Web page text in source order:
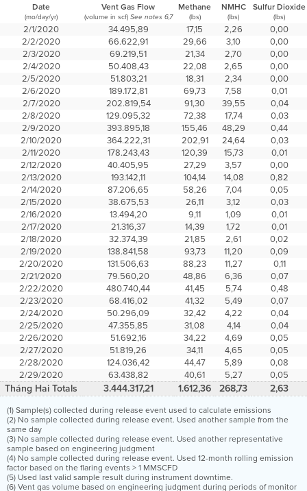
Date Vent Gas Flow Methane NMHC Sulfur Dioxide
(mo/day/yr) (volume in scf) See notes 6,7 (lbs) (lbs) (lbs)
2/1/2020 34.495,89 17,15 2,26
0,00
2/2/2020
66.622,91 29,66 3,10
0,00
2/3/2020
69.219,51 21,34 2,70
0,00
2/4/2020
50.408,43 22,08 2,65
0,00
2/5/2020
51.803,21 18,31 2,34
0,00
2/6/2020
189.172,81 69,73 7,58
0,01
2/7/2020
202.819,54 91,30 39,55
0,04
2/8/2020
129.095,32 72,38 17,74
0,03
2/9/2020
393.895,18 155,46 48,29
0,44
2/10/2020
364.222,31 202,91 24,64
0,03
2/11/2020
178.243,43 120,39 15,73
0,01
2/12/2020
40.405,95 27,29 3,57
0,00
2/13/2020
193.142,11 104,14 14,08
0,82
2/14/2020
87.206,65 58,26 7,04
0,05
2/15/2020
38.675,53 26,11 3,12
0,03
2/16/2020
13.494,20 9,11 1,09
0,01
2/17/2020
21.316,37 14,39 1,72
0,01
2/18/2020
32.374,39 21,85 2,61
0,02
2/19/2020
138.841,58 93,73 11,20
0,09
2/20/2020
131.506,63 88,23 11,27
0,11
2/21/2020
79.560,20 48,86 6,36
0,07
2/22/2020
480.740,44 41,45 5,74
0,48
2/23/2020
68.416,02 41,32 5,49
0,07
2/24/2020
50.296,09 32,42 4,22
0,04
2/25/2020
47.355,85 31,08 4,14
0,04
2/26/2020
51.692,16 34,22 4,69
0,05
2/27/2020
51.819,26 34,11 4,65
0,05
2/28/2020
124.036,42 44,47 5,89
0,08
2/29/2020
63.438,82 40,61 5,27 0,05
Tháng Hai Totals 3.444.317,21 1.612,36 268,73 2,63
(1) Sample(s) collected during release event used to calculate emissions
(2) No sample collected during release event. Used another sample from the
same day
(3) No sample collected during release event. Used another representative
sample based on engineering judgment
(4) No sample collected during release event. Used 12-month rolling emission
factor based on the flaring events > 1 MMSCFD
(5) Used last valid sample result during instrument downtime.
(6) Vent gas volume based on engineering judgment during periods of monitor